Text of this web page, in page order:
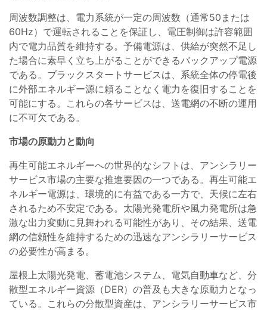
周波数調整は、電力系統が一定の周波数（通常50または
60Hz）で運転されることを保証し、電圧制御は許容範囲
内で電力品質を維持する。予備電源は、供給が突然不足し
た場合に素早く立ち上がることができるバックアップ電源
である。ブラックスタートサービスは、系統全体の停電後
に外部エネルギー源に頼ることなく電力を復旧することを
可能にする。これらの各サービスは、送電網の不断の運用
に不可欠である。
市場の原動力と動向
再生可能エネルギーへの世界的なシフトは、アンシラリー
サービス市場の主要な推進要因の一つである。再生可能エ
ネルギー電源は、環境的に有益である一方で、天候に左右
されるため不安定である。太陽光発電所や風力発電所は急
激な出力変動に見舞われる可能性があり、その結果、送電
網の信頼性を維持するための迅速なアンシラリーサービス
の必要性が高まる。
屋根上太陽光発電、蓄電池システム、電気自動車など、分
散型エネルギー資源（DER）の普及も大きな原動力となっ
ている。これらの分散型資産は、アンシラリーサービス市